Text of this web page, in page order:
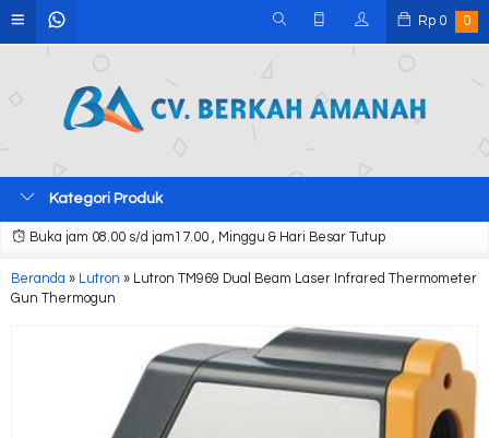
Rp 0 0
Kategori Produk
Buka jam 08.00 s/d jam17.00 , Minggu & Hari Besar Tutup
Beranda » Lutron » Lutron TM969 Dual Beam Laser Infrared Thermometer
Gun Thermogun